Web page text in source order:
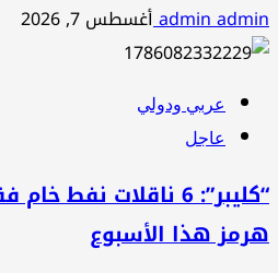
admin adminأغسطس 7, 2026
عربي ودولي
عاجل
“كليبر”: 6 ناقلات
هرمز هذا الأسبوع